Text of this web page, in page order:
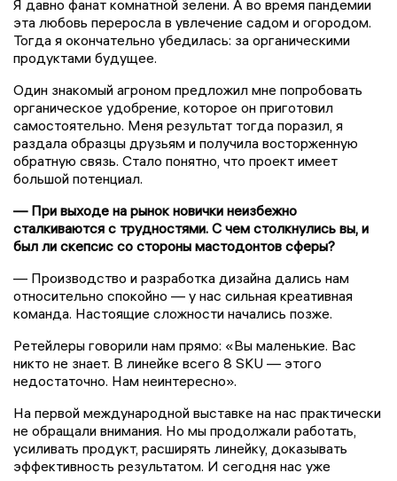
Я давно фанат комнатной зелени. А во время пандемии
эта любовь переросла в увлечение садом и огородом.
Тогда я окончательно убедилась: за органическими
продуктами будущее.
Один знакомый агроном предложил мне попробовать
органическое удобрение, которое он приготовил
самостоятельно. Меня результат тогда поразил, я
раздала образцы друзьям и получила восторженную
обратную связь. Стало понятно, что проект имеет
большой потенциал.
— При выходе на рынок новички неизбежно
сталкиваются с трудностями. С чем столкнулись вы, и
был ли скепсис со стороны мастодонтов сферы?
— Производство и разработка дизайна дались нам
относительно спокойно — у нас сильная креативная
команда. Настоящие сложности начались позже.
Ретейлеры говорили нам прямо: «Вы маленькие. Вас
никто не знает. В линейке всего 8 SKU — этого
недостаточно. Нам неинтересно».
На первой международной выставке на нас практически
не обращали внимания. Но мы продолжали работать,
усиливать продукт, расширять линейку, доказывать
эффективность результатом. И сегодня нас уже